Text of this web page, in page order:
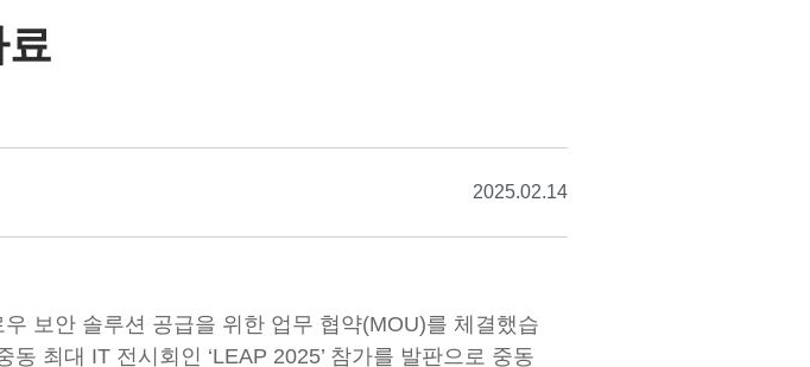
2025.02.14
보안 솔루션 공급을 위한 업무 협약(MOU)를 체결했습
최대 IT 전시회인 ‘LEAP 2025’ 참가를 발판으로 중동